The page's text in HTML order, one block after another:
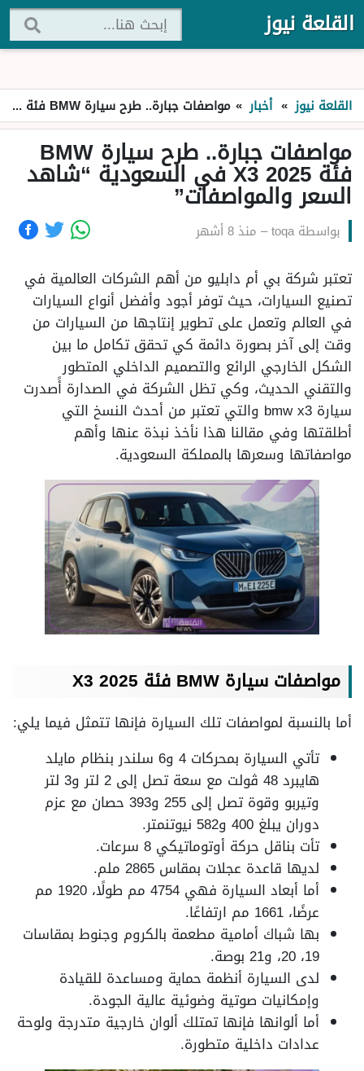
القلعة نيوز
القلعة نيوز » أخبار » مواصفات جبارة.. طرح سيارة BMW فئة X3 2025 في السعودية “شاهد السعر والمواصفات”
مواصفات جبارة.. طرح سيارة BMW
فئة X3 2025 في السعودية “شاهد
السعر والمواصفات”
بواسطةtoqa
– منذ 8 أشهر
تعتبر شركة بي أم دابليو من أهم الشركات العالمية في
تصنيع السيارات، حيث توفر أجود وأفضل أنواع السيارات
في العالم وتعمل على تطوير إنتاجها من السيارات من
وقت إلى آخر بصورة دائمة كي تحقق تكامل ما بين
الشكل الخارجي الرائع والتصميم الداخلي المتطور
والتقني الحديث، وكي تظل الشركة في الصدارة أًصدرت
سيارة bmw x3 والتي تعتبر من أحدث النسخ التي
أطلقتها وفي مقالنا هذا نأخذ نبذة عنها وأهم
مواصفاتها وسعرها بالمملكة السعودية.
مواصفات سيارة BMW فئة X3 2025
أما بالنسبة لمواصفات تلك السيارة فإنها تتمثل فيما يلي:
تأتي السيارة بمحركات 4 و6 سلندر بنظام مايلد
هايبرد 48 ڤولت مع سعة تصل إلى 2 لتر و3 لتر
وتيربو وقوة تصل إلى 255 و393 حصان مع عزم
دوران يبلغ 400 و582 نيوتنمتر.
تأت بناقل حركة أوتوماتيكي 8 سرعات.
لديها قاعدة عجلات بمقاس 2865 ملم.
أما أبعاد السيارة فهي 4754 مم طولًا، 1920 مم
عرضًا، 1661 مم ارتفاعًا.
بها شباك أمامية مطعمة بالكروم وجنوط بمقاسات
19، 20، و21 بوصة.
لدى السيارة أنظمة حماية ومساعدة للقيادة
وإمكانيات صوتية وضوئية عالية الجودة.
أما ألوانها فإنها تمتلك ألوان خارجية متدرجة ولوحة
عدادات داخلية متطورة.